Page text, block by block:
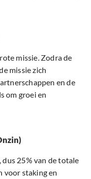
missie. Zodra de
missie zich
en de
om groei en
25% van de totale
voor staking en